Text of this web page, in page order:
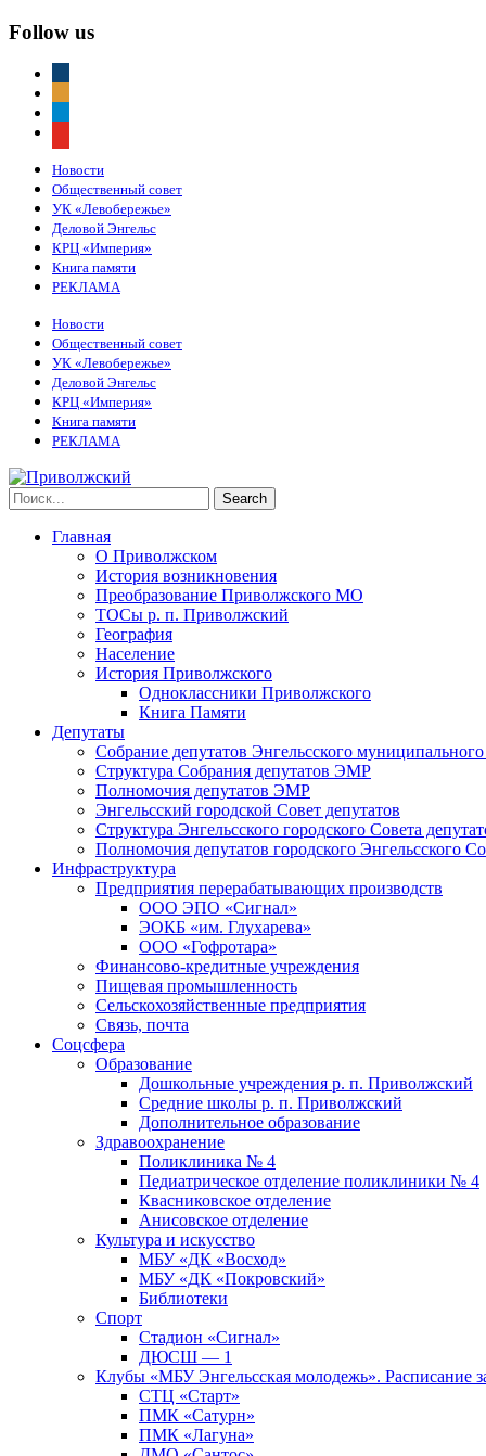
Follow us
Новости
Общественный совет
УК «Левобережье»
Деловой Энгельс
КРЦ «Империя»
Книга памяти
РЕКЛАМА
Новости
Общественный совет
УК «Левобережье»
Деловой Энгельс
КРЦ «Империя»
Книга памяти
РЕКЛАМА
Главная
О Приволжском
История возникновения
Преобразование Приволжского МО
ТОСы р. п. Приволжский
География
Население
История Приволжского
Одноклассники Приволжского
Книга Памяти
Депутаты
Собрание депутатов Энгельсского
Структура Собрания депутатов ЭМР
Полномочия депутатов ЭМР
Энгельсский городской Совет депутатов
Структура Энгельсского городского Совета
Полномочия депутатов городского Энгельсского
Инфраструктура
Предприятия перерабатывающих производств
ООО ЭПО «Сигнал»
ЭОКБ «им. Глухарева»
ООО «Гофротара»
Финансово-кредитные учреждения
Пищевая промышленность
Сельскохозяйственные предприятия
Связь, почта
Соцсфера
Образование
Дошкольные учреждения р. п. Приволжский
Средние школы р. п. Приволжский
Дополнительное образование
Здравоохранение
Поликлиника № 4
Педиатрическое отделение поликлиники № 4
Квасниковское отделение
Анисовское отделение
Культура и искусство
МБУ «ДК «Восход»
МБУ «ДК «Покровский»
Библиотеки
Спорт
Стадион «Сигнал»
ДЮСШ — 1
Клубы «МБУ Энгельсская молодежь». Расписание
СТЦ «Старт»
ПМК «Сатурн»
ПМК «Лагуна»